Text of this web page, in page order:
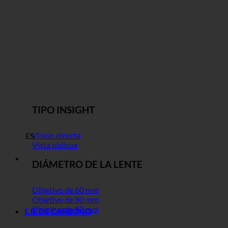
ES
TIPO INSIGHT
Visión directa
Vista oblicua
DIÁMETRO DE LA LENTE
Objetivo de 60 mm
Objetivo de 80 mm
Objetivo de 82 mm
EJE DE CARBONO